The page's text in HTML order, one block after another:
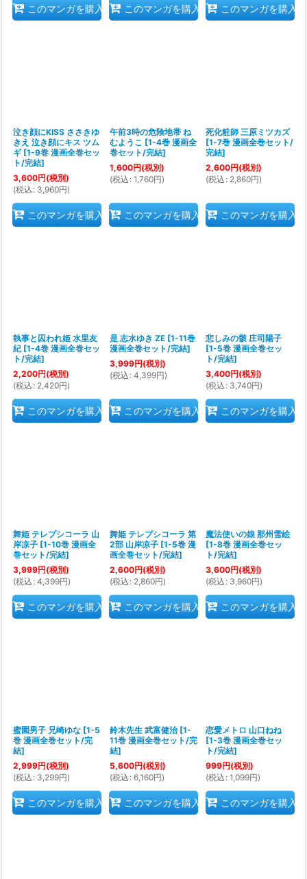
このマンガを購入 このマンガを購入 このマンガを購入
泣き顔にKISS ささきゆ
きえ 泣き顔にキス ツム
ギ [1-9巻 漫画全巻セッ
ト/完結]
3,600円(税別)
(税込 : 3,960円)
このマンガを購入
午前3時の危険地帯 ね
むようこ [1-4巻 漫画全
巻セット/完結]
1,600円(税別)
(税込 : 1,760円)
このマンガを購入
死化粧師 三原ミツカズ
[1-7巻 漫画全巻セット/
完結]
2,600円(税別)
(税込 : 2,860円)
このマンガを購入
執事と囚われ姫 水里友
紀 [1-4巻 漫画全巻セッ
ト/完結]
2,200円(税別)
(税込 : 2,420円)
このマンガを購入
是 志水ゆき ZE [1-11巻
漫画全巻セット/完結]
3,999円(税別)
(税込 : 4,399円)
このマンガを購入
悲しみの骸 庄司陽子
[1-5巻 漫画全巻セッ
ト/完結]
3,400円(税別)
(税込 : 3,740円)
このマンガを購入
舞姫 テレプシコーラ 山
岸凉子 [1-10巻 漫画全
巻セット/完結]
3,999円(税別)
(税込 : 4,399円)
このマンガを購入
舞姫 テレプシコーラ 第
2部 山岸凉子 [1-5巻 漫
画全巻セット/完結]
2,600円(税別)
(税込 : 2,860円)
このマンガを購入
魔法使いの娘 那州雪絵
[1-8巻 漫画全巻セッ
ト/完結]
3,600円(税別)
(税込 : 3,960円)
このマンガを購入
蜜園男子 兄崎ゆな [1-5
巻 漫画全巻セット/完
結]
2,999円(税別)
(税込 : 3,299円)
このマンガを購入
鈴木先生 武富健治 [1-
11巻 漫画全巻セット/完
結]
5,600円(税別)
(税込 : 6,160円)
このマンガを購入
恋愛メトロ 山口ねね
[1-3巻 漫画全巻セッ
ト/完結]
999円(税別)
(税込 : 1,099円)
このマンガを購入